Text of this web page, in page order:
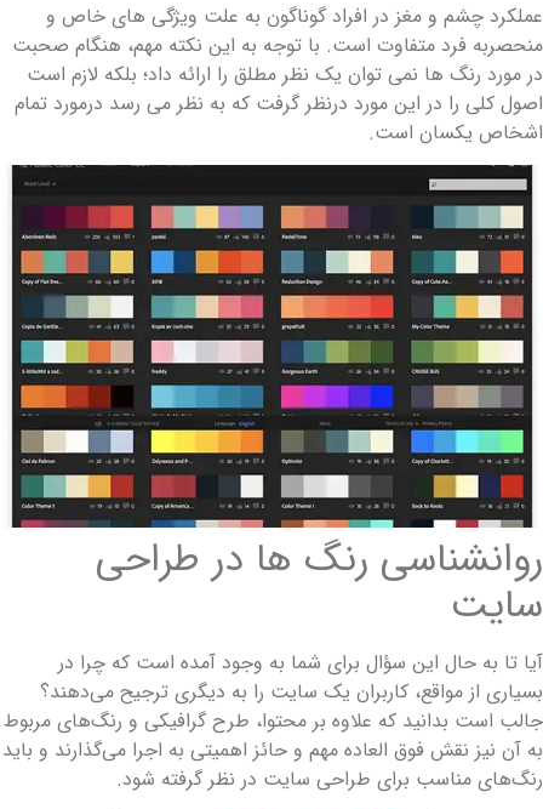
عملکرد چشم و مغز در افراد گوناگون به علت ویژگی های خاص و
منحصربه فرد متفاوت است. با توجه به این نکته مهم، هنگام صحبت
در مورد رنگ ها نمی توان یک نظر مطلق را ارائه داد؛ بلکه لازم است
اصول کلی را در این مورد درنظر گرفت که به نظر می رسد درمورد تمام
اشخاص یکسان است.
روانشناسی رنگ ها در طراحی
سایت
آیا تا به‌ حال این سؤال برای شما به وجود آمده است که چرا در
بسیاری از مواقع، کاربران یک سایت را به دیگری ترجیح می‌دهند؟
جالب است بدانید که علاوه بر محتوا، طرح گرافیکی و رنگ‌های مربوط
به آن نیز نقش فوق‌ العاده مهم و حائز اهمیتی به اجرا می‌گذارند و باید
رنگ‌های مناسب برای طراحی سایت در نظر گرفته شود.